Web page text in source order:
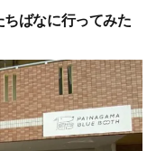
ちばなに行ってみた